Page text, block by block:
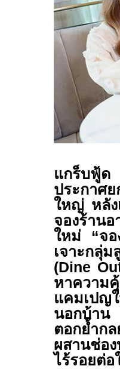
แกร็บฟู้
ประกาศย
ใหญ่ หลัง
จองร้าน
ใหม่ “จ
เจาะกลุ่
(Dine
หาความ
แคมเปญ
นอกบ้าน
ตอกย้ำก
ผสานช่อ
ไร้รอยต่อ